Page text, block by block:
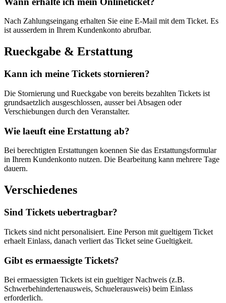
Nach Zahlungseingang erhalten Sie eine E-Mail mit dem Ticket. Es
ist ausserdem in Ihrem Kundenkonto abrufbar.
Rueckgabe & Erstattung
Kann ich meine Tickets stornieren?
Die Stornierung und Rueckgabe von bereits bezahlten Tickets ist
grundsaetzlich ausgeschlossen, ausser bei Absagen oder
Verschiebungen durch den Veranstalter.
Wie laeuft eine Erstattung ab?
Bei berechtigten Erstattungen koennen Sie das Erstattungsformular
in Ihrem Kundenkonto nutzen. Die Bearbeitung kann mehrere Tage
dauern.
Verschiedenes
Sind Tickets uebertragbar?
Tickets sind nicht personalisiert. Eine Person mit gueltigem Ticket
erhaelt Einlass, danach verliert das Ticket seine Gueltigkeit.
Gibt es ermaessigte Tickets?
Bei ermaessigten Tickets ist ein gueltiger Nachweis (z.B.
Schwerbehindertenausweis, Schuelerausweis) beim Einlass
erforderlich.